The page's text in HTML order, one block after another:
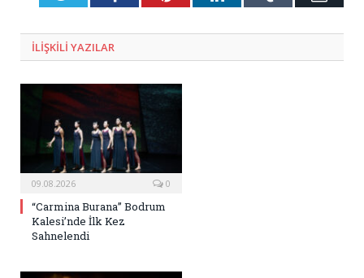
ILIŞKILI YAZILAR
09.08.2026 0
“Carmina Burana” Bodrum
Kalesi’nde İlk Kez
Sahnelendi